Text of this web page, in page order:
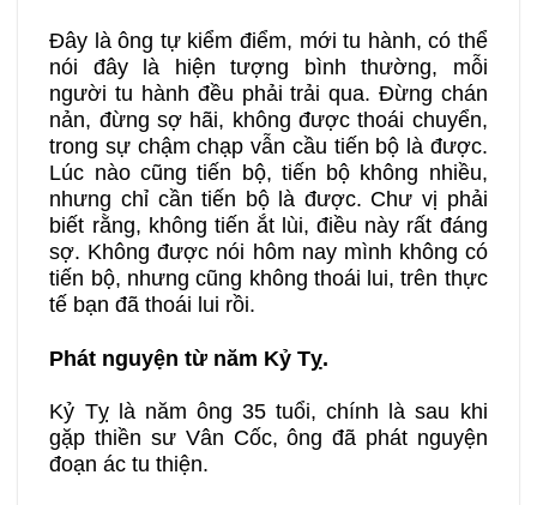
Đây là ông tự kiểm điểm, mới tu hành, có thể
nói đây là hiện tượng bình thường, mỗi
người tu hành đều phải trải qua. Đừng chán
nản, đừng sợ hãi, không được thoái chuyển,
trong sự chậm chạp vẫn cầu tiến bộ là được.
Lúc nào cũng tiến bộ, tiến bộ không nhiều,
nhưng chỉ cần tiến bộ là được. Chư vị phải
biết rằng, không tiến ắt lùi, điều này rất đáng
sợ. Không được nói hôm nay mình không có
tiến bộ, nhưng cũng không thoái lui, trên thực
tế bạn đã thoái lui rồi.
Phát nguyện từ năm Kỷ Tỵ.
Kỷ Tỵ là năm ông 35 tuổi, chính là sau khi
gặp thiền sư Vân Cốc, ông đã phát nguyện
đoạn ác tu thiện.